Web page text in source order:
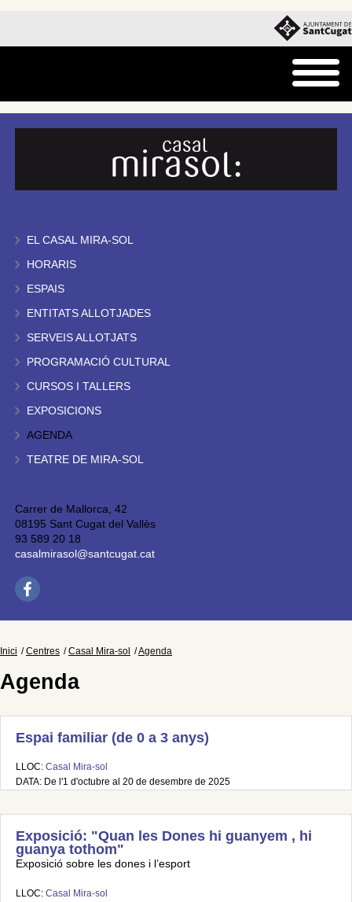
EL CASAL MIRA-SOL
HORARIS
ESPAIS
ENTITATS ALLOTJADES
SERVEIS ALLOTJATS
PROGRAMACIÓ CULTURAL
CURSOS I TALLERS
EXPOSICIONS
AGENDA
TEATRE DE MIRA-SOL
Carrer de Mallorca, 42
08195 Sant Cugat del Vallès
93 589 20 18
casalmirasol@santcugat.cat
Inici Centres Casal Mira-sol Agenda
Agenda
Espai familiar (de 0 a 3 anys)
LLOC: Casal Mira-sol
DATA: De l'1 d'octubre al 20 de desembre de 2025
Exposició: "Quan les Dones hi guanyem , hi
guanya tothom"
Exposició sobre les dones i l’esport
LLOC: Casal Mira-sol